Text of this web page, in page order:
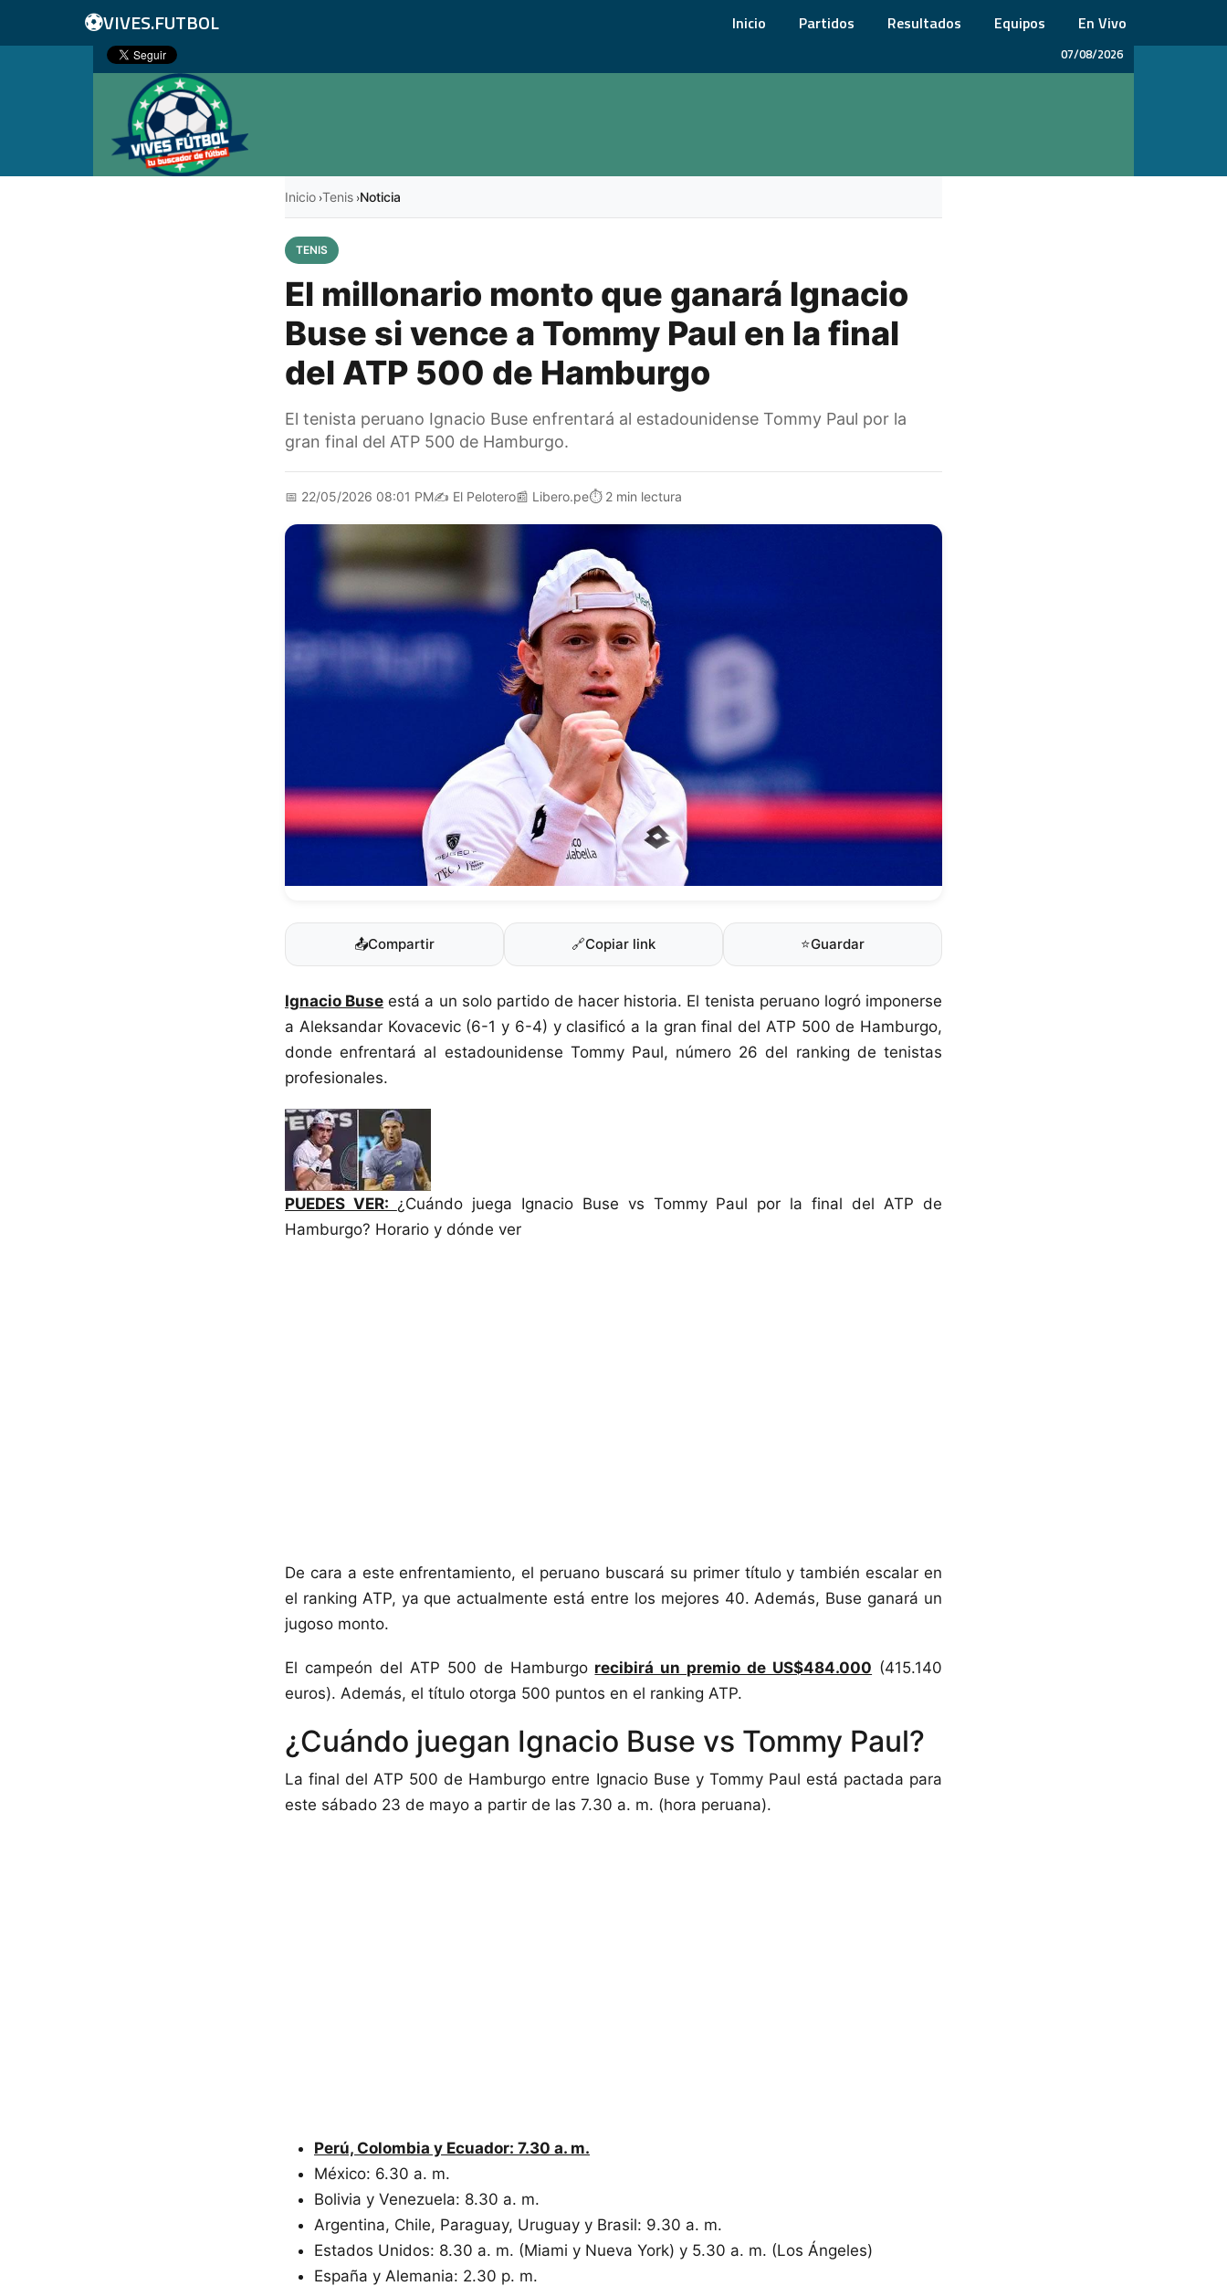
⚽VIVES.FUTBOL Inicio Partidos Resultados Equipos En Vivo
07/08/2026
Inicio ›Tenis ›Noticia
TENIS
El millonario monto que ganará Ignacio
Buse si vence a Tommy Paul en la final
del ATP 500 de Hamburgo
El tenista peruano Ignacio Buse enfrentará al estadounidense Tommy Paul por la
gran final del ATP 500 de Hamburgo.
📅 22/05/2026 08:01 PM✍️ El Pelotero📰 Libero.pe⏱️ 2 min lectura
📤Compartir 🔗Copiar link ⭐Guardar
Ignacio Buse está a un solo partido de hacer historia. El tenista peruano logró imponerse
a Aleksandar Kovacevic (6-1 y 6-4) y clasificó a la gran final del ATP 500 de Hamburgo,
donde enfrentará al estadounidense Tommy Paul, número 26 del ranking de tenistas
profesionales.
PUEDES VER: ¿Cuándo juega Ignacio Buse vs Tommy Paul por la final del ATP de
Hamburgo? Horario y dónde ver
De cara a este enfrentamiento, el peruano buscará su primer título y también escalar en
el ranking ATP, ya que actualmente está entre los mejores 40. Además, Buse ganará un
jugoso monto.
El campeón del ATP 500 de Hamburgo recibirá un premio de US$484.000 (415.140
euros). Además, el título otorga 500 puntos en el ranking ATP.
¿Cuándo juegan Ignacio Buse vs Tommy Paul?
La final del ATP 500 de Hamburgo entre Ignacio Buse y Tommy Paul está pactada para
este sábado 23 de mayo a partir de las 7.30 a. m. (hora peruana).
Perú, Colombia y Ecuador: 7.30 a. m.
México: 6.30 a. m.
Bolivia y Venezuela: 8.30 a. m.
Argentina, Chile, Paraguay, Uruguay y Brasil: 9.30 a. m.
Estados Unidos: 8.30 a. m. (Miami y Nueva York) y 5.30 a. m. (Los Ángeles)
España y Alemania: 2.30 p. m.